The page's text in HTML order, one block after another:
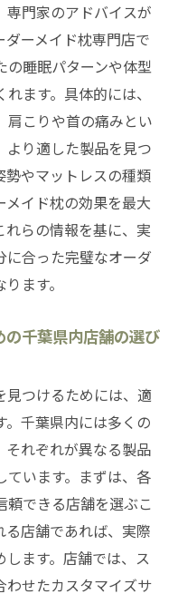
ーメイド枕選びに
門店で体験するカ
現する理想の睡眠
るカスタマイズオ
ダーメイド枕の製
枕専門店の選び方
前に知っておきた
眠環境千葉県内の
枕専門店の最新ト
県内のオーダーメ
専門家のアドバイスが
ーメイド枕専門店で
の睡眠パターンや体型
ます。具体的には、
肩こりや首の痛みとい
より適した製品を見つ
勢やマットレスの種類
イド枕の効果を最大
らの情報を基に、実
に合った完璧なオーダ
ます。
千葉県内店舗の選び
見つけるためには、適
千葉県内には多くの
それぞれが異なる製品
ています。まずは、各
頼できる店舗を選ぶこ
る店舗であれば、実際
ます。店舗では、ス
わせたカスタマイズサ